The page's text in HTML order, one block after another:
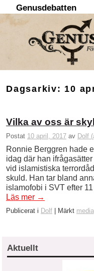
Genusdebatten
Dagsarkiv: 10
Vilka av oss är
Postat 10 april, 2017 av Dolf
Ronnie Berggren hade
idag där han
vid islamistiska
skuld. Han tar bland
islamofobi i SVT efter
Läs mer →
Publicerat i Dolf Märkt media
Aktuellt